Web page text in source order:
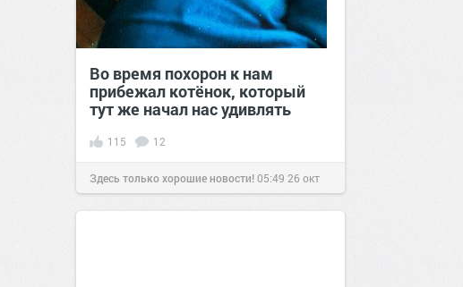
Во время похорон к нам
прибежал котёнок, который
тут же начал нас удивлять
115 12
Здесь только хорошие новости!05:49 26 окт
2020